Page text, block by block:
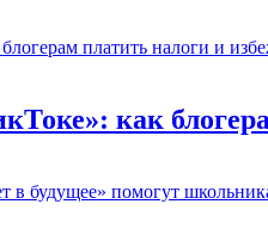
как